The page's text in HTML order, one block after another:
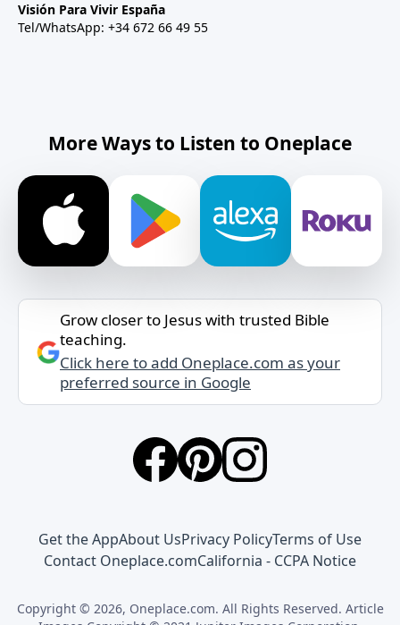
Visión Para Vivir España
Tel/WhatsApp: +34 672 66 49 55
More Ways to Listen to Oneplace
Grow closer to Jesus with trusted Bible
teaching.
Click here to add Oneplace.com as your
preferred source in Google
Get the AppAbout UsPrivacy PolicyTerms of Use
Contact Oneplace.comCalifornia - CCPA Notice
Copyright © 2026, Oneplace.com. All Rights Reserved. Article